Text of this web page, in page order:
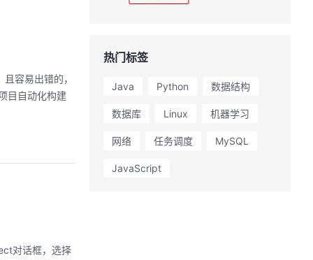
容易出错的，
目自动化构建
热门标签
Java Python 数据结构
数据库 Linux 机器学习
网络 任务调度 MySQL
JavaScript